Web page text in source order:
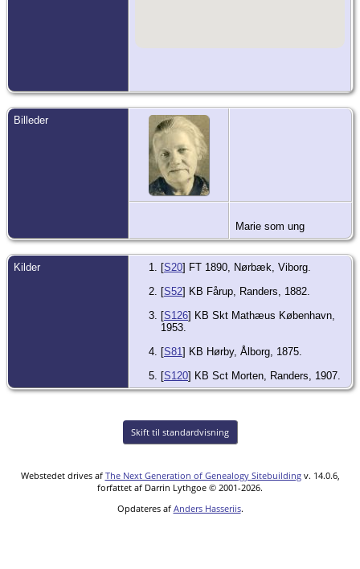
Billeder
Marie som ung
Kilder [S20] FT 1890, Nørbæk, Viborg.
[S52] KB Fårup, Randers, 1882.
[S126] KB Skt Mathæus København,
1953.
[S81] KB Hørby, Ålborg, 1875.
[S120] KB Sct Morten, Randers, 1907.
Skift til standardvisning
Webstedet drives af The Next Generation of Genealogy Sitebuildingv. 14.0.6,
forfattet af Darrin Lythgoe © 2001-2026.
Opdateres af Anders Hasseriis.